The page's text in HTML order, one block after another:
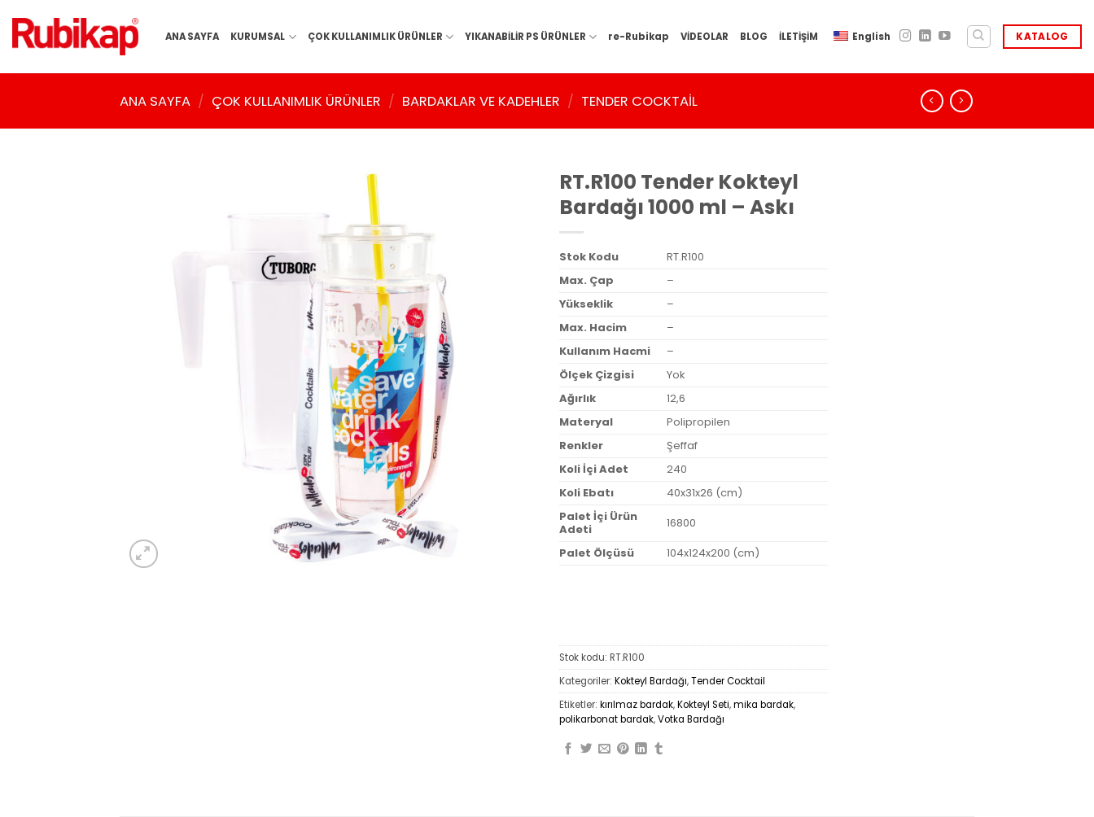
atla
ANA SAYFA KURUMSAL ÇOK KULLANIMLIK ÜRÜNLER YIKANABİLİR PS ÜRÜNLER re-Rubikap VİDEOLAR BLOG İLETİŞİM English KATALOG
ANA SAYFA / ÇOK KULLANIMLIK ÜRÜNLER / BARDAKLAR VE KADEHLER / TENDER COCKTAIL
RT.R100 Tender Kokteyl
Bardağı 1000 ml – Askı
Stok Kodu
RT.R100
Max. Çap
–
Yükseklik
–
Max. Hacim
–
Kullanım Hacmi
–
Ölçek Çizgisi
Yok
Ağırlık
12,6
Materyal
Polipropilen
Renkler
Şeffaf
Koli İçi Adet
240
Koli Ebatı
40x31x26 (cm)
Palet İçi Ürün
Adeti
16800
Palet Ölçüsü
104x124x200 (cm)
Stok kodu: RT.R100
Kategoriler: Kokteyl Bardağı,Tender Cocktail
Etiketler: kırılmaz bardak,Kokteyl Seti,mika bardak,
polikarbonat bardak,Votka Bardağı